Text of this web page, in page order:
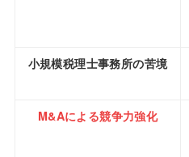
小規模税理士事務所の苦境
M&Aによる競争力強化